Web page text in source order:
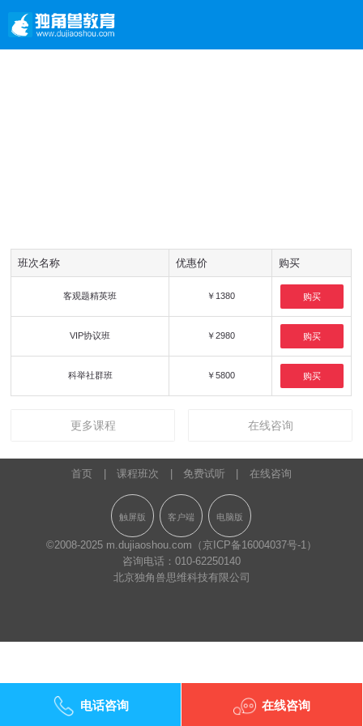
班次名称 优惠价 购买
客观题精英班 ￥1380 购买
VIP协议班 ￥2980 购买
科举社群班 ￥5800 购买
在线咨询
更多课程
首页 课程班次 免费试听 在线咨询
触屏版 客户端 电脑版
©2008-2025 m.dujiaoshou.com （京ICP备16004037号-1）
咨询电话： 010-62250140
北京独角兽思维科技有限公司
电话咨询 在线咨询